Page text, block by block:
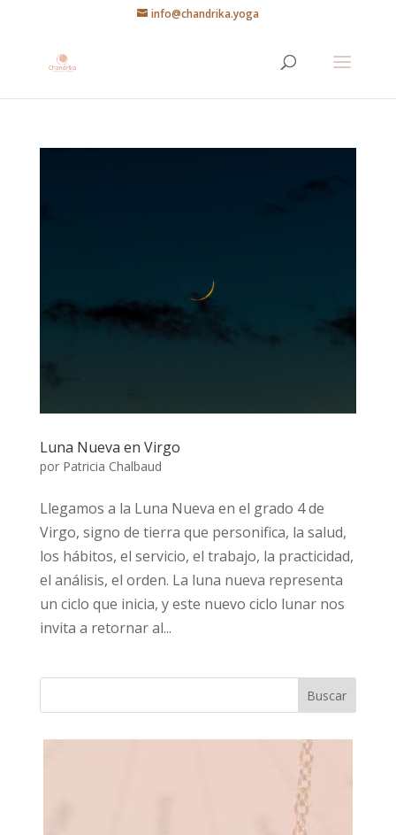
info@chandrika.yoga
Luna Nueva en Virgo
por Patricia Chalbaud
Llegamos a la Luna Nueva en el grado 4 de
Virgo, signo de tierra que personifica, la salud,
los hábitos, el servicio, el trabajo, la practicidad,
el análisis, el orden. La luna nueva representa
un ciclo que inicia, y este nuevo ciclo lunar nos
invita a retornar al...